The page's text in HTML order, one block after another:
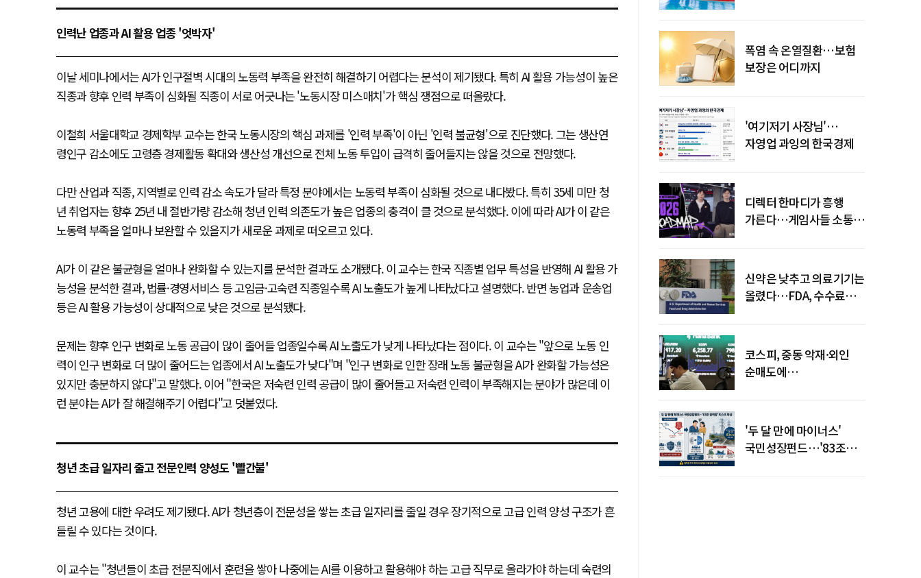
인력난 업종과 AI 활용 업종 '엇박자'
이날 세미나에서는 AI가 인구절벽 시대의 노동력 부족을 완전히 해결하기 어렵다는 분석이 제기됐다. 특히 AI 활용 가능성이 높은
직종과 향후 인력 부족이 심화될 직종이 서로 어긋나는 '노동시장 미스매치'가 핵심 쟁점으로 떠올랐다.
이철희 서울대학교 경제학부 교수는 한국 노동시장의 핵심 과제를 '인력 부족'이 아닌 '인력 불균형'으로 진단했다. 그는 생산연
령인구 감소에도 고령층 경제활동 확대와 생산성 개선으로 전체 노동 투입이 급격히 줄어들지는 않을 것으로 전망했다.
다만 산업과 직종, 지역별로 인력 감소 속도가 달라 특정 분야에서는 노동력 부족이 심화될 것으로 내다봤다. 특히 35세 미만 청
년 취업자는 향후 25년 내 절반가량 감소해 청년 인력 의존도가 높은 업종의 충격이 클 것으로 분석했다. 이에 따라 AI가 이 같은
노동력 부족을 얼마나 보완할 수 있을지가 새로운 과제로 떠오르고 있다.
AI가 이 같은 불균형을 얼마나 완화할 수 있는지를 분석한 결과도 소개됐다. 이 교수는 한국 직종별 업무 특성을 반영해 AI 활용 가
능성을 분석한 결과, 법률·경영서비스 등 고임금·고숙련 직종일수록 AI 노출도가 높게 나타났다고 설명했다. 반면 농업과 운송업
등은 AI 활용 가능성이 상대적으로 낮은 것으로 분석됐다.
문제는 향후 인구 변화로 노동 공급이 많이 줄어들 업종일수록 AI 노출도가 낮게 나타났다는 점이다. 이 교수는 "앞으로 노동 인
력이 인구 변화로 더 많이 줄어드는 업종에서 AI 노출도가 낮다"며 "인구 변화로 인한 장래 노동 불균형을 AI가 완화할 가능성은
있지만 충분하지 않다"고 말했다. 이어 "한국은 저숙련 인력 공급이 많이 줄어들고 저숙련 인력이 부족해지는 분야가 많은데 이
런 분야는 AI가 잘 해결해주기 어렵다"고 덧붙였다.
청년 초급 일자리 줄고 전문인력 양성도 '빨간불'
청년 고용에 대한 우려도 제기됐다. AI가 청년층이 전문성을 쌓는 초급 일자리를 줄일 경우 장기적으로 고급 인력 양성 구조가 흔
들릴 수 있다는 것이다.
이 교수는 "청년들이 초급 전문직에서 훈련을 쌓아 나중에는 AI를 이용하고 활용해야 하는 고급 직무로 올라가야 하는데 숙련의
폭염 속 온열질환…보험
보장은 어디까지
'여기저기 사장님'…
자영업 과잉의 한국경제
디렉터 한마디가 흥행
가른다…게임사들 소통
신약은 낮추고 의료기기는
올렸다…FDA, 수수료
코스피, 중동 악재·외인
순매도에
'두 달 만에 마이너스'
국민성장펀드…'83조